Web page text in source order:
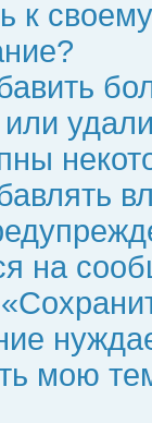
к
на
мою